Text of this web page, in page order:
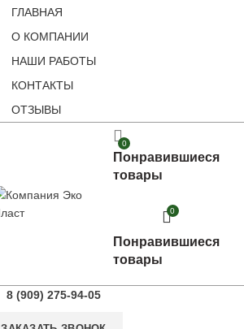
ГЛАВНАЯ
О КОМПАНИИ
НАШИ РАБОТЫ
КОНТАКТЫ
ОТЗЫВЫ
0
Понравившиеся
товары
0
Понравившиеся
товары
8 (909) 275-94-05